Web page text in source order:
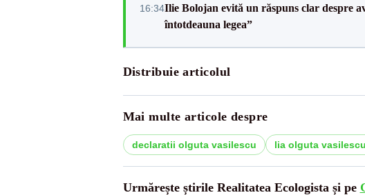
16:34Ilie Bolojan evită un răspuns clar despre
întotdeauna legea”
Distribuie articolul
Mai multe articole despre
declaratii olguta vasilescu lia olguta vasilescu
Urmărește știrile Realitatea Ecologista și pe